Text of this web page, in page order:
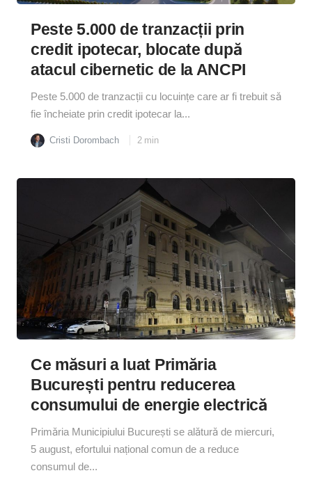
Peste 5.000 de tranzacții prin
credit ipotecar, blocate după
atacul cibernetic de la ANCPI
Peste 5.000 de tranzacții cu locuințe care ar fi trebuit să
fie încheiate prin credit ipotecar la...
Cristi Dorombach 2 min
Ce măsuri a luat Primăria
București pentru reducerea
consumului de energie electrică
Primăria Municipiului București se alătură de miercuri,
5 august, efortului național comun de a reduce
consumul de...